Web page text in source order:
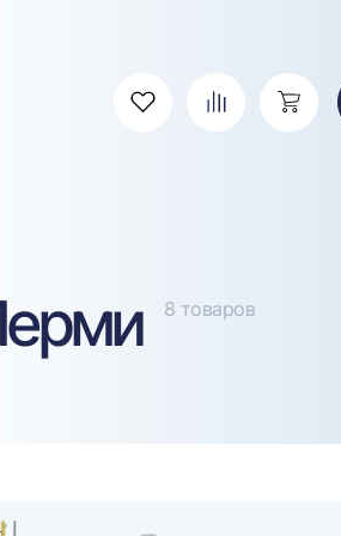
Избранное СравнениеКорзина
8 товаров